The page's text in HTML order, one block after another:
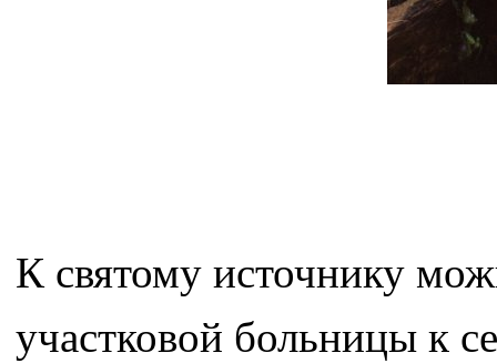
К святому источнику
участковой больницы к